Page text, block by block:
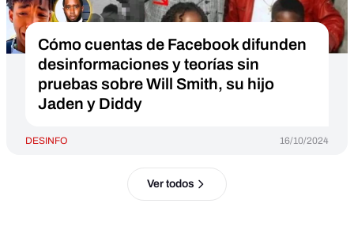
Cómo cuentas de Facebook difunden
desinformaciones y teorías sin
pruebas sobre Will Smith, su hijo
Jaden y Diddy
DESINFO 16/10/2024
Ver todos